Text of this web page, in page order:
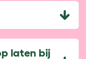
laten bij